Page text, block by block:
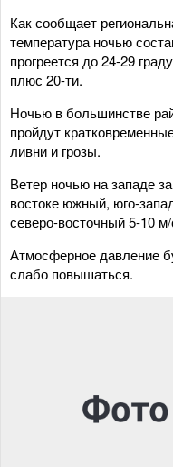
Как сообщает
температура ночью
прогреется до 24-29
плюс 20-ти.
Ночью в большинстве
пройдут
ливни и грозы.
Ветер ночью на западе
востоке южный, юго-
северо-восточный 5-10
Атмосферное давление
слабо повышаться.